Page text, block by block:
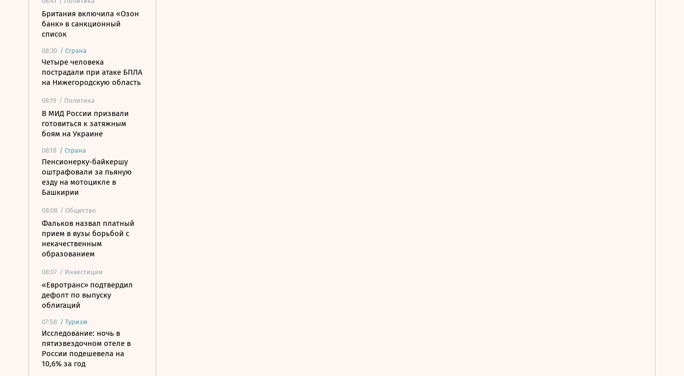
Британия включила «Озон
банк» в санкционный
список
08:30 / Страна
Четыре человека
пострадали при атаке БПЛА
на Нижегородскую область
08:19 / Политика
В МИД России призвали
готовиться к затяжным
боям на Украине
08:18 / Страна
Пенсионерку-байкершу
оштрафовали за пьяную
езду на мотоцикле в
Башкирии
08:08 / Общество
Фальков назвал платный
прием в вузы борьбой с
некачественным
образованием
08:07 / Инвестиции
«Евротранс» подтвердил
дефолт по выпуску
облигаций
07:58 / Туризм
Исследование: ночь в
пятизвездочном отеле в
России подешевела на
10,6% за год